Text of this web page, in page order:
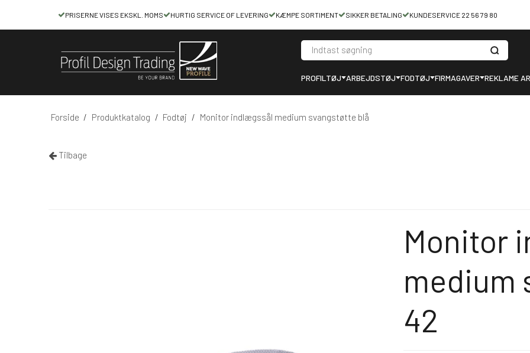
PRISERNE VISES EKSKL. MOMS HURTIG SERVICE OF LEVERING KÆMPE SORTIMENT SIKKER BETALING KUNDESERVICE 22 56 79 80
PROFILTØJ ARBEJDSTØJ FODTØJ FIRMAGAVER REKLAME
Forside / Produktkatalog / Fodtøj / Monitor indlægssål medium svangstøtte blå
Tilbage
Monitor
medium
42